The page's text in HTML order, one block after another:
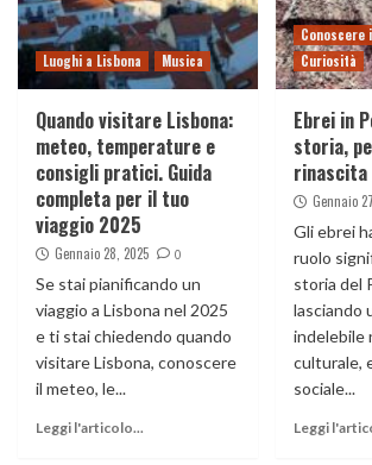
Luoghi a Lisbona Musica
Quando visitare Lisbona:
meteo, temperature e
consigli pratici. Guida
completa per il tuo
viaggio 2025
Gennaio 28, 2025 0
Se stai pianificando un
viaggio a Lisbona nel 2025
e ti stai chiedendo quando
visitare Lisbona, conoscere
il meteo, le...
Leggi l'articolo...
Curiosità
Ebrei in
storia,
rinascita
Gennaio
Gli ebrei
ruolo
storia del
lasciando
indelebile
culturale,
sociale...
Leggi